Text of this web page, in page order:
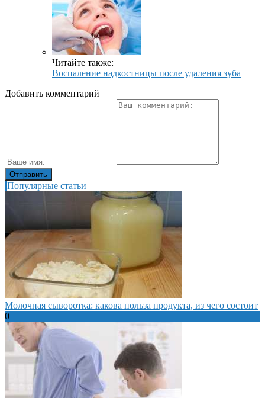
Читайте также:
Воспаление надкостницы после удаления зуба
Добавить комментарий
Популярные статьи
Молочная сыворотка: какова польза продукта, из чего состоит
0